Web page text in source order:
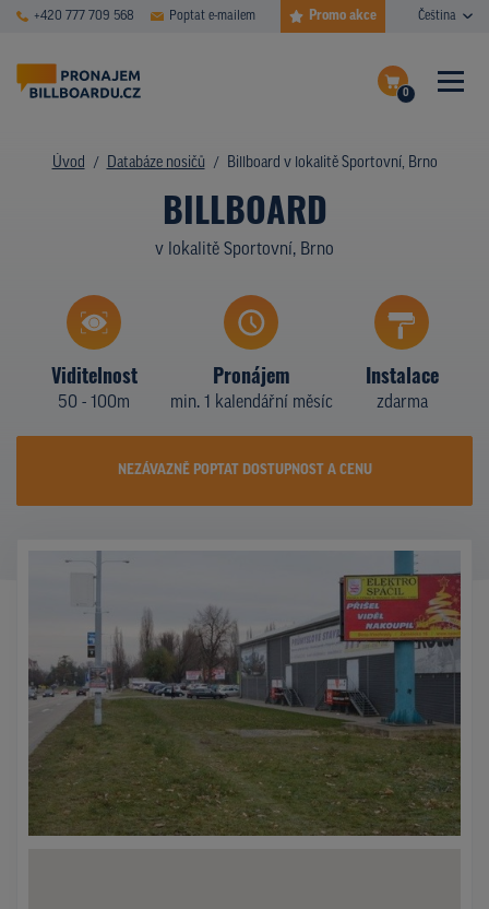
+420 777 709 568 Poptat e-mailem Promo akce Čeština
0
Dokončit poptávku
Zobrazit nosiče na mapě
ČASTÉ DOTAZY
DATABÁZE NOSIČŮ
PLOCHY V AKCI
CENY
Z PRAXE
KDO JSME
Úvod Databáze nosičů Billboard v lokalitě Sportovní, Brno
BILLBOARD
v lokalitě Sportovní, Brno
Viditelnost
50 - 100m
Pronájem
min. 1 kalendářní měsíc
Instalace
zdarma
NEZÁVAZNĚ POPTAT DOSTUPNOST A CENU